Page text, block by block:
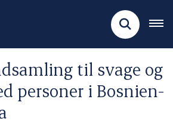
til svage og
personer i Bosnien-